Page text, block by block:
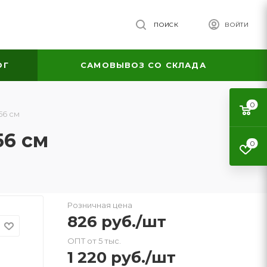
ВОЙТИ
ПОИСК
САМОВЫВОЗ СО СКЛАДА
см
см
Розничная цена
826 руб./шт
ОПТ от 5 тыс.
1 220 руб./шт
0
0